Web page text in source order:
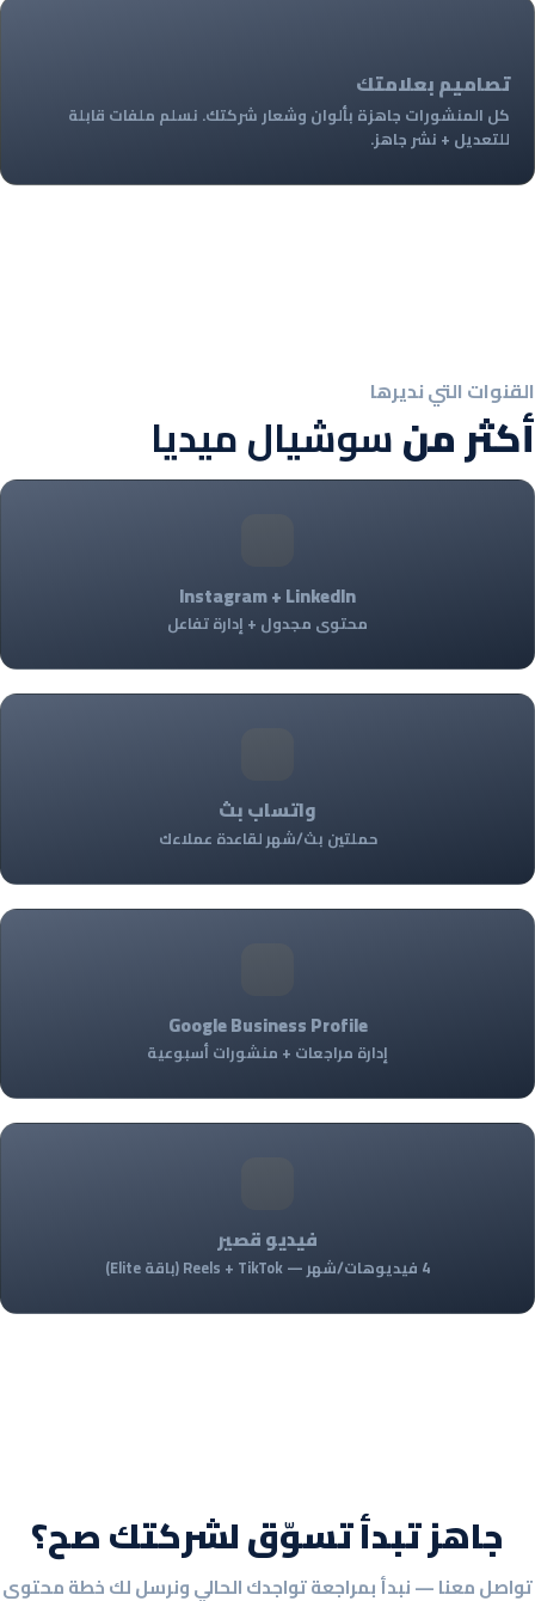
تصاميم بعلامتك
كل المنشورات جاهزة بألوان وشعار شركتك. نسلم ملفات قابلة
للتعديل + نشر جاهز.
القنوات التي نديرها
أكثر منسوشيال ميديا
Instagram + LinkedIn
محتوى مجدول + إدارة تفاعل
واتساب بث
حملتين بث/شهر لقاعدة عملاءك
Google Business Profile
إدارة مراجعات + منشورات أسبوعية
فيديو قصير
4 فيديوهات/شهر — Reels + TikTok (باقة Elite)
جاهز تبدأ تسوّق لشركتك صح؟
تواصل معنا — نبدأ بمراجعة تواجدك الحالي ونرسل لك خطة محتوى